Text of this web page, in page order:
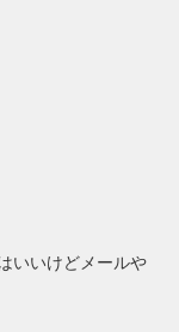
いいけどメールや